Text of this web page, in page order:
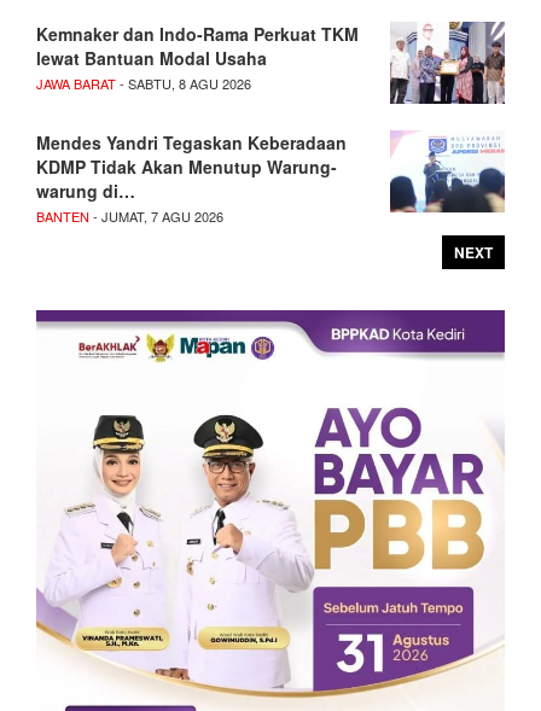
Kemnaker dan Indo-Rama Perkuat TKM
lewat Bantuan Modal Usaha
JAWA BARAT- SABTU, 8 AGU 2026
Mendes Yandri Tegaskan Keberadaan
KDMP Tidak Akan Menutup Warung-
warung di…
BANTEN - JUMAT, 7 AGU 2026
NEXT